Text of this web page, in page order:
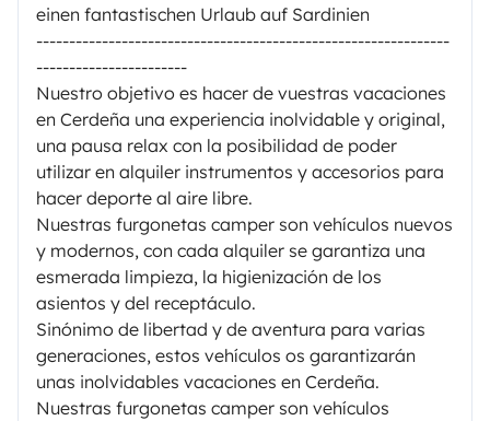
einen fantastischen Urlaub auf Sardinien
---------------------------------------------------------------
-----------------------
Nuestro objetivo es hacer de vuestras vacaciones
en Cerdeña una experiencia inolvidable y original,
una pausa relax con la posibilidad de poder
utilizar en alquiler instrumentos y accesorios para
hacer deporte al aire libre.
Nuestras furgonetas camper son vehículos nuevos
y modernos, con cada alquiler se garantiza una
esmerada limpieza, la higienización de los
asientos y del receptáculo.
Sinónimo de libertad y de aventura para varias
generaciones, estos vehículos os garantizarán
unas inolvidables vacaciones en Cerdeña.
Nuestras furgonetas camper son vehículos